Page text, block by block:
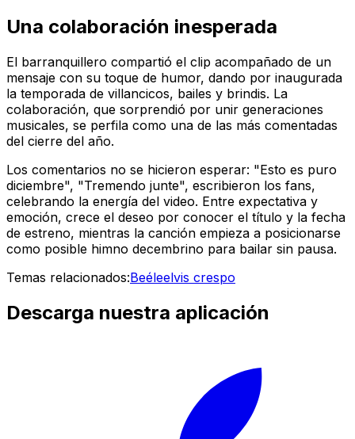
Una colaboración inesperada
El barranquillero compartió el clip acompañado de un
mensaje con su toque de humor, dando por inaugurada
la temporada de villancicos, bailes y brindis. La
colaboración, que sorprendió por unir generaciones
musicales, se perfila como una de las más comentadas
del cierre del año.
Los comentarios no se hicieron esperar: "Esto es puro
diciembre", "Tremendo junte", escribieron los fans,
celebrando la energía del video. Entre expectativa y
emoción, crece el deseo por conocer el título y la fecha
de estreno, mientras la canción empieza a posicionarse
como posible himno decembrino para bailar sin pausa.
Temas relacionados:Beéleelvis crespo
Descarga nuestra aplicación